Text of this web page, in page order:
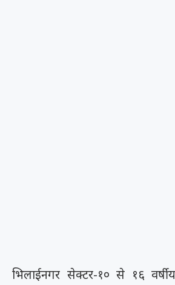
भिलाईनगर सेक्टर-१० से १६